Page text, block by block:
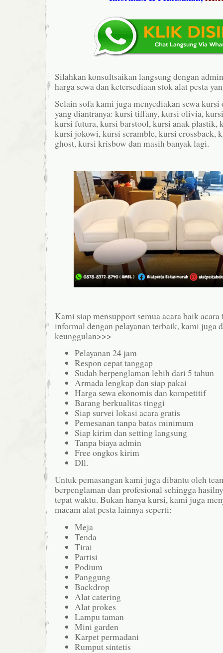
Silahkan konsultsaikan langsung dengan
harga sewa dan ketersediaan stok alat pesta
Selain sofa kami juga menyediakan sewa kursi
yang diantranya: kursi tiffany, kursi olivia,
kursi futura, kursi barstool, kursi anak plastik,
kursi jokowi, kursi scramble, kursi crossback,
ghost, kursi krisbow dan masih banyak lagi.
Kami siap mensupport semua acara baik
informal dengan pelayanan terbaik, kami juga
keunggulan>>>
Pelayanan 24 jam
Respon cepat tanggap
Sudah berpenglaman lebih dari 5 tahun
Armada lengkap dan siap pakai
Harga sewa ekonomis dan kompetitif
Barang berkualitas tinggi
Siap survei lokasi acara gratis
Pemesanan tanpa batas minimum
Siap kirim dan setting langsung
Tanpa biaya admin
Free ongkos kirim
Dll.
Untuk pemasangan kami juga dibantu oleh
berpenglaman dan profesional sehingga
tepat waktu. Bukan hanya kursi, kami juga
macam alat pesta lainnya seperti:
Meja
Tenda
Tirai
Partisi
Podium
Panggung
Backdrop
Alat catering
Alat prokes
Lampu taman
Mini garden
Karpet permadani
Rumput sintetis